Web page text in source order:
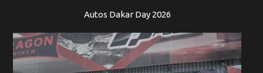
Autos Dakar Day 2026